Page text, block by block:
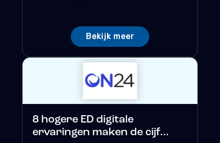
Bekijk meer
8 hogere ED digitale
ervaringen maken de cijf...